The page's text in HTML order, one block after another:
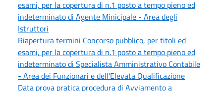
esami, per la copertura di n.1 posto a tempo pieno ed
indeterminato di Agente Minicipale - Area degli
Istruttori
Riapertura termini Concorso pubblico, per titoli ed
esami, per la copertura di n.1 posto a tempo pieno ed
indeterminato di Specialista Amministrativo Contabile
- Area dei Funzionari e dell'Elevata Qualificazione
Data prova pratica procedura di Avviamento a